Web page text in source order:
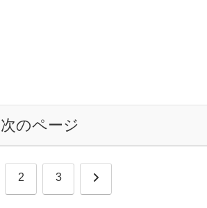
次のページ
2 3 次